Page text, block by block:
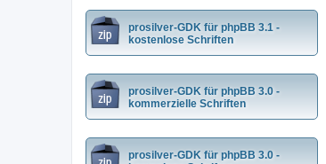
prosilver-GDK für phpBB 3.1 -
kostenlose Schriften
prosilver-GDK für phpBB 3.0 -
kommerzielle Schriften
prosilver-GDK für phpBB 3.0 -